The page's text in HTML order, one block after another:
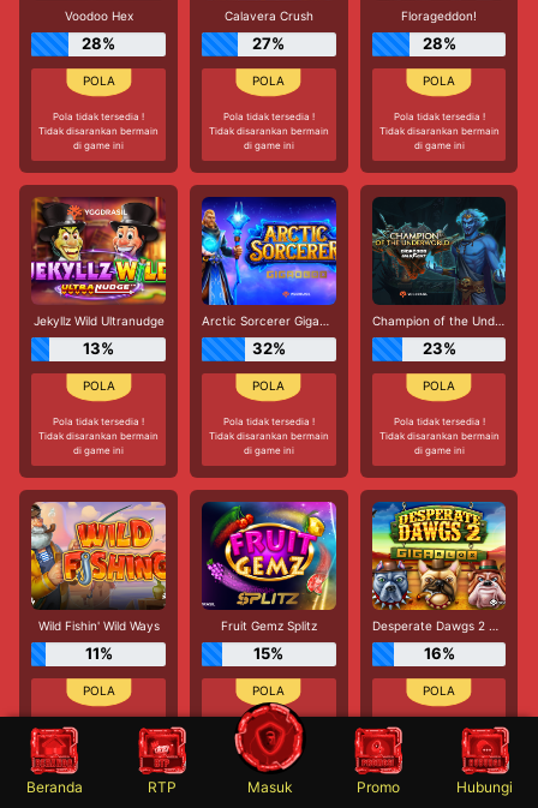
Voodoo Hex
28%
Pola tidak tersedia !
Tidak disarankan bermain
di game ini
Calavera Crush
27%
Pola tidak tersedia !
Tidak disarankan bermain
di game ini
Florageddon!
28%
Pola tidak tersedia !
Tidak disarankan bermain
di game ini
Jekyllz Wild Ultranudge
13%
Pola tidak tersedia !
Tidak disarankan bermain
di game ini
Arctic Sorcerer Gigablox
32%
Pola tidak tersedia !
Tidak disarankan bermain
di game ini
Champion of the Underworld Gigablox Wild Fight
23%
Pola tidak tersedia !
Tidak disarankan bermain
di game ini
Wild Fishin' Wild Ways
11%
Pola tidak tersedia !
Tidak disarankan bermain
di game ini
Fruit Gemz Splitz
15%
Pola tidak tersedia !
Tidak disarankan bermain
di game ini
Desperate Dawgs 2 Gigablox
16%
Pola tidak tersedia !
Tidak disarankan bermain
di game ini
Beranda RTP Masuk Promo Hubungi